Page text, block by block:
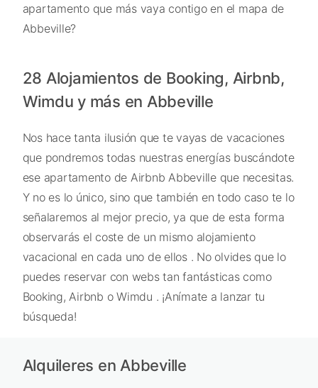
apartamento que más vaya contigo en el mapa de
Abbeville?
28 Alojamientos de Booking, Airbnb,
Wimdu y más en Abbeville
Nos hace tanta ilusión que te vayas de vacaciones
que pondremos todas nuestras energías buscándote
ese apartamento de Airbnb Abbeville que necesitas.
Y no es lo único, sino que también en todo caso te lo
señalaremos al mejor precio, ya que de esta forma
observarás el coste de un mismo alojamiento
vacacional en cada uno de ellos . No olvides que lo
puedes reservar con webs tan fantásticas como
Booking, Airbnb o Wimdu . ¡Anímate a lanzar tu
búsqueda!
Alquileres en Abbeville